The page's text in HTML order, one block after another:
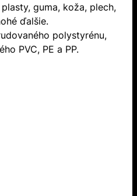
guma, koža, plech,
ďalšie.
polystyrénu,
PVC, PE a PP.